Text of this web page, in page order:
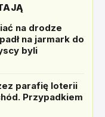
na drodze
na jarmark do
byli
parafię loterii
Przypadkiem